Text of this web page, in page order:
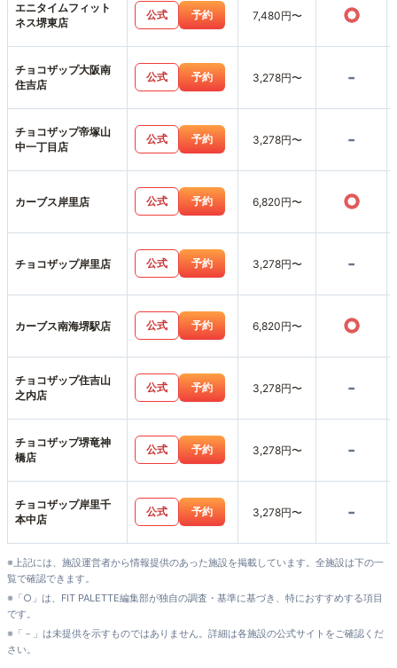
エニタイムフィット
ネス堺東店
公式 予約 7,480円〜 ○
チョコザップ大阪南
住吉店
公式 予約 3,278円〜 -
チョコザップ帝塚山
中一丁目店
公式 予約 3,278円〜 -
カーブス岸里店 公式 予約 6,820円〜 ○
チョコザップ岸里店 公式 予約 3,278円〜 -
カーブス南海堺駅店 公式 予約 6,820円〜 ○
チョコザップ住吉山
之内店
公式 予約 3,278円〜 -
チョコザップ堺竜神
橋店
公式 予約 3,278円〜 -
チョコザップ岸里千
本中店
公式 予約 3,278円〜 -
※上記には、施設運営者から情報提供のあった施設を掲載しています。全施設は下の一
覧で確認できます。
※「○」は、FIT PALETTE編集部が独自の調査・基準に基づき、特におすすめする項目
です。
※「－」は未提供を示すものではありません。詳細は各施設の公式サイトをご確認くだ
さい。